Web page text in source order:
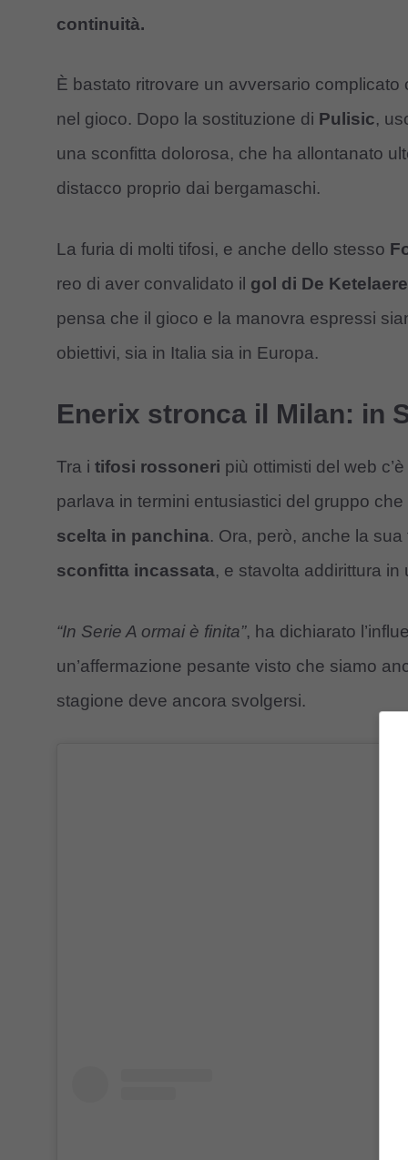
continuità.
È bastato ritrovare un avversario complicato
nel gioco. Dopo la sostituzione di Pulisic,
una sconfitta dolorosa, che ha allontanato
distacco proprio dai bergamaschi.
La furia di molti tifosi, e anche dello stesso
reo di aver convalidato il gol di De Ketelaere
pensa che il gioco e la manovra espressi
obiettivi, sia in Italia sia in Europa.
Enerix stronca il Milan: in
Tra i tifosi rossoneri più ottimisti del web
parlava in termini entusiastici del gruppo
scelta in panchina. Ora, però, anche la
sconfitta incassata, e stavolta addirittura in
“In Serie A ormai è finita”, ha dichiarato
un’affermazione pesante visto che siamo
stagione deve ancora svolgersi.